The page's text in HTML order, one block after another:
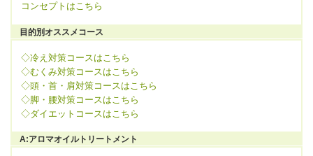
コンセプトはこちら
目的別オススメコース
◇冷え対策コースはこちら
◇むくみ対策コースはこちら
◇頭・首・肩対策コースはこちら
◇脚・腰対策コースはこちら
◇ダイエットコースはこちら
A:アロマオイルトリートメント